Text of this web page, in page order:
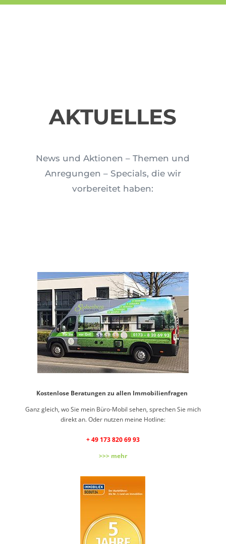
AKTUELLES
News und Aktionen – Themen und
Anregungen – Specials, die wir
vorbereitet haben:
Kostenlose Beratungen zu allen Immobilienfragen
Ganz gleich, wo Sie mein Büro-Mobil sehen, sprechen Sie mich
direkt an. Oder nutzen meine Hotline:
+ 49 173 820 69 93
>>> mehr